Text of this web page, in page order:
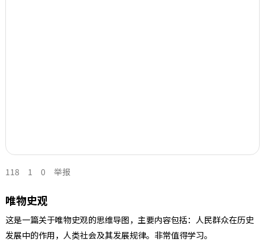
118 1 0 举报
唯物史观
这是一篇关于唯物史观的思维导图，主要内容包括：人民群众在历史
发展中的作用，人类社会及其发展规律。非常值得学习。